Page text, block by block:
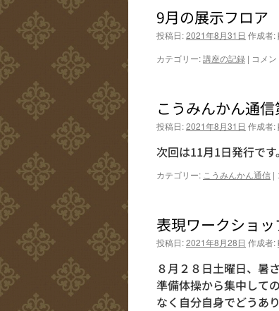
9月の展示フロア
投稿日:2021年8月31日 作成者:
カテゴリー:講座の記録 | 9
示
フ
ロ
ア
は
コメ
こうみんかん通
投稿日:2021年8月31日 作成者:
次回は11月1日発行です
カテゴリー: こうみんかん通信 |
ん
表現ワークショ
投稿日:2021年8月28日 作成者:
８月２８日土曜日、暑
準備体操から集中して
なく自分自身でどうあ